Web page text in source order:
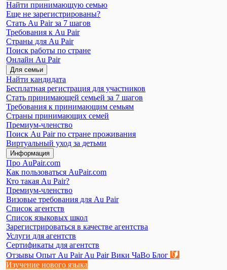
Найти принимающую семью
Еще не зарегистрированы?
Стать Au Pair за 7 шагов
Требования к Au Pair
Страны для Au Pair
Поиск работы по стране
Онлайн Au Pair
Для семьи
Найти кандидата
Бесплатная регистрация для участников
Стать принимающей семьей за 7 шагов
Требования к принимающим семьям
Страны принимающих семей
Премиум-членство
Поиск Au Pair по стране проживания
Виртуальный уход за детьми
Информация
Про AuPair.com
Как пользоваться AuPair.com
Кто такая Au Pair?
Премиум-членство
Визовые требования для Au Pair
Список агентств
Список языковых школ
Зарегистрироваться в качестве агентства
Услуги для агентств
Сертификаты для агентств
ОтзывыОпыт Au PairAu Pair ВикиЧаВоБлог 🔰
Изучение нового языка